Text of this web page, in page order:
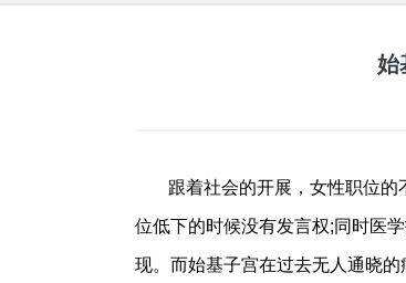
始
跟着社会的开展，女性职位
位低下的时候没有发言权;同时医
现。而始基子宫在过去无人通晓